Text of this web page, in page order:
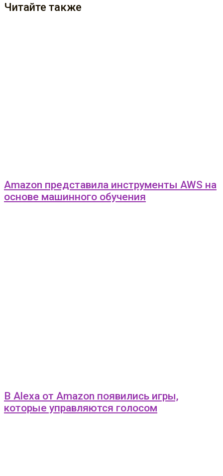
Читайте также
Amazon представила инструменты AWS на
основе машинного обучения
В Alexa от Amazon появились игры,
которые управляются голосом